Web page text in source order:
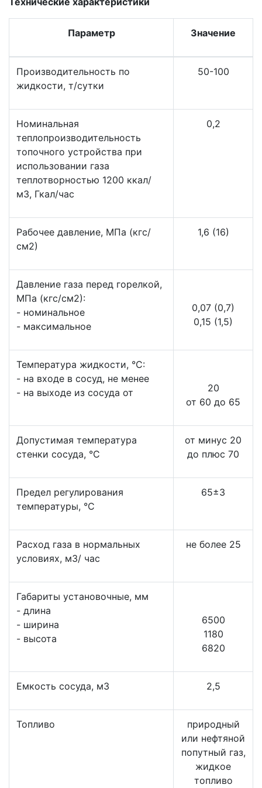
Параметр Значение
Производительность по
жидкости, т/сутки
50-100
Номинальная
теплопроизводительность
топочного устройства при
использовании газа
теплотворностью 1200 ккал/
м3, Гкал/час
0,2
Рабочее давление, МПа (кгс/
см2)
1,6 (16)
Давление газа перед горелкой,
МПа (кгс/см2):
- номинальное
- максимальное
0,07 (0,7)
0,15 (1,5)
Температура жидкости, °С:
- на входе в сосуд, не менее
- на выходе из сосуда от
20
от 60 до 65
Допустимая температура
стенки сосуда, °С
от минус 20
до плюс 70
Предел регулирования
температуры, °С
65±3
Расход газа в нормальных
условиях, м3/ час
не более 25
Габариты установочные, мм
- длина
- ширина
- высота
6500
1180
6820
Емкость сосуда, м3 2,5
Топливо
природный
или нефтяной
попутный газ,
жидкое
топливо